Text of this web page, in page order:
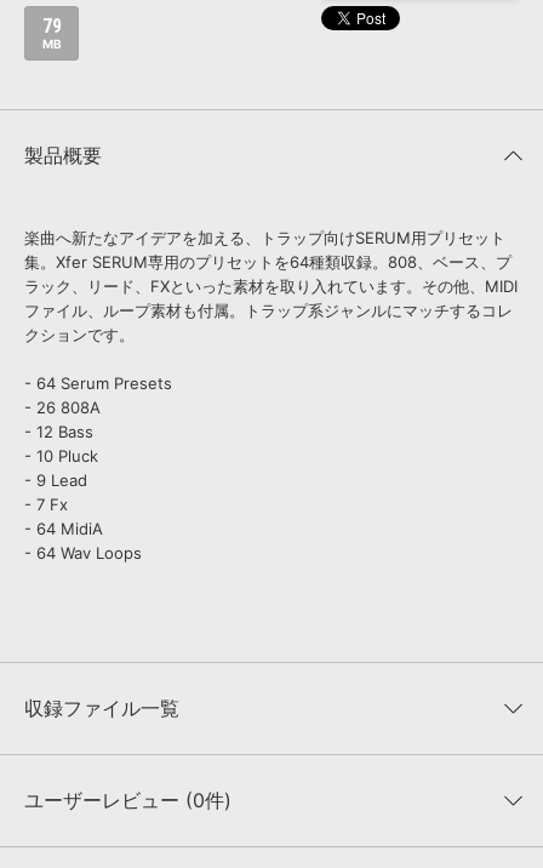
SLS
79
MB
製品概要
楽曲へ新たなアイデアを加える、トラップ向けSERUM用プリセット
集。Xfer SERUM専用のプリセットを64種類収録。808、ベース、プ
ラック、リード、FXといった素材を取り入れています。その他、MIDI
ファイル、ループ素材も付属。トラップ系ジャンルにマッチするコレ
クションです。
- 64 Serum Presets
- 26 808A
- 12 Bass
- 10 Pluck
- 9 Lead
- 7 Fx
- 64 MidiA
- 64 Wav Loops
収録ファイル一覧
収録ファイル一覧
ユーザーレビュー (0件)